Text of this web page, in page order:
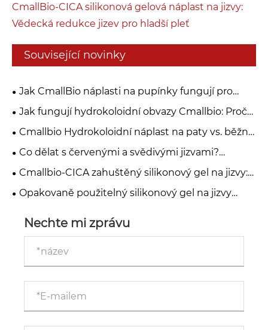
CmallBio-CICA silikonová gelová náplast na jizvy:
Vědecká redukce jizev pro hladší pleť
Související novinky
Jak CmallBio náplasti na pupínky fungují pro
jasnější pleť přes noc？
Jak fungují hydrokoloidní obvazy Cmallbio: Proč
je „vlhké hojení“ lepší než „suché strupy“?
Cmallbio Hydrokoloidní náplast na paty vs. běžné
obvazy: Proč rychleji hojí puchýře?
Co dělat s červenými a svědivými jizvami?
CmallBio silikonový gel na jizvy může pomoci
Cmallbio-CICA zahuštěný silikonový gel na jizvy:
prémiová volba pro pooperační péči o jizvy
Opakovaně použitelný silikonový gel na jizvy
trzích
Nechte mi zprávu